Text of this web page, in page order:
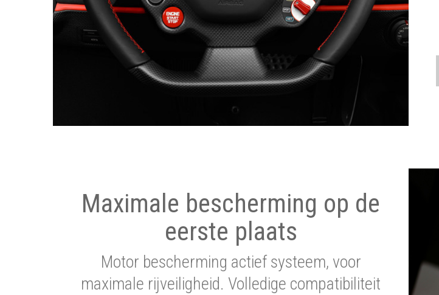
Maximale bescherming op de
eerste plaats
Motor bescherming actief systeem, voor
maximale rijveiligheid. Volledige compatibiliteit